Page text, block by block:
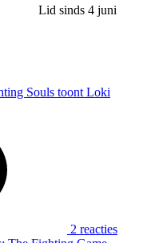
Lid sinds 4 juni
Souls toont Loki
2 reacties